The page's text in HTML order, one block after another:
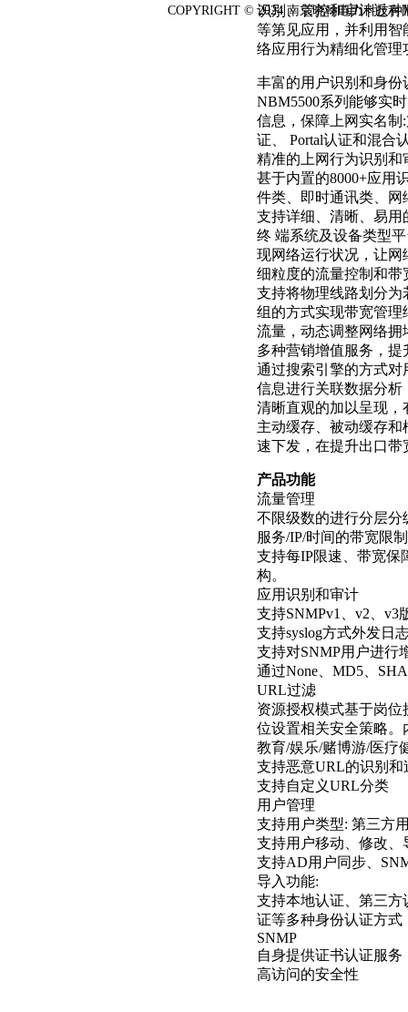
识别、管控和审计近种
等第见应用，并利用
络应用行为精细化管
丰富的用户识别和身份
NBM5500系列能够实
信息，保障上网实名
证、 Portal认证和混合
精准的上网行为识别和
甚于内置的8000+应用
件类、即时通讯类、
支持详细、清晰、易
终 端系统及设备类型
现网络运行状况，让
细粒度的流量控制和带
支持将物理线路划分
组的方式实现带宽管
流量，动态调整网络
多种营销增值服务，提
通过搜索引擎的方式
信息进行关联数据分
清晰直观的加以呈现
主动缓存、被动缓存
速下发，在提升出口
产品功能
流量管理
不限级数的进行分层分
服务/IP/时间的带宽限
支持每IP限速、带宽保
构。
应用识别和审计
支持SNMPv1、v2、v3
支持syslog方式外发日
支持对SNMP用户进行
通过None、MD5、
URL过滤
资源授权模式基于岗
位设置相关安全策略。
教育/娱乐/赌博游/医疗
支持恶意URL的识别和
支持自定义URL分类
用户管理
支持用户类型: 第三方
支持用户移动、修改
支持AD用户同步、
导入功能:
支持本地认证、第三方
证等多种身份认证方式
SNMP
自身提供证书认证服
高访问的安全性
COPYRIGHT © 2024 南京晓翰电力科技